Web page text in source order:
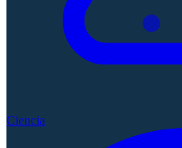
Ciencia